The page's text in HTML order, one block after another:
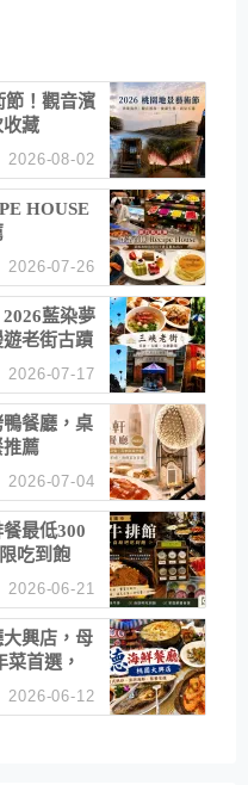
節！觀音濱
收藏
2026-08-02
HOUSE
2026-07-26
藍染夢
老街古蹟
2026-07-17
餐廳，桌
推薦
2026-07-04
最低300
吃到飽
2026-06-21
興店，母
首選，
2026-06-12